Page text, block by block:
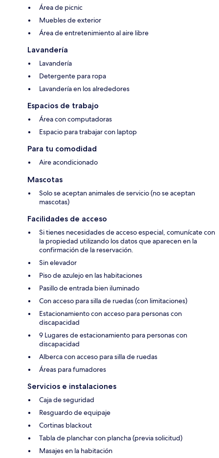
Área de picnic
Muebles de exterior
Área de entretenimiento al aire libre
Lavandería
Lavandería
Detergente para ropa
Lavandería en los alrededores
Espacios de trabajo
Área con computadoras
Espacio para trabajar con laptop
Para tu comodidad
Aire acondicionado
Mascotas
Solo se aceptan animales de servicio (no se aceptan
mascotas)
Facilidades de acceso
Si tienes necesidades de acceso especial, comunícate con
la propiedad utilizando los datos que aparecen en la
confirmación de la reservación.
Sin elevador
Piso de azulejo en las habitaciones
Pasillo de entrada bien iluminado
Con acceso para silla de ruedas (con limitaciones)
Estacionamiento con acceso para personas con
discapacidad
9 Lugares de estacionamiento para personas con
discapacidad
Alberca con acceso para silla de ruedas
Áreas para fumadores
Servicios e instalaciones
Caja de seguridad
Resguardo de equipaje
Cortinas blackout
Tabla de planchar con plancha (previa solicitud)
Masajes en la habitación